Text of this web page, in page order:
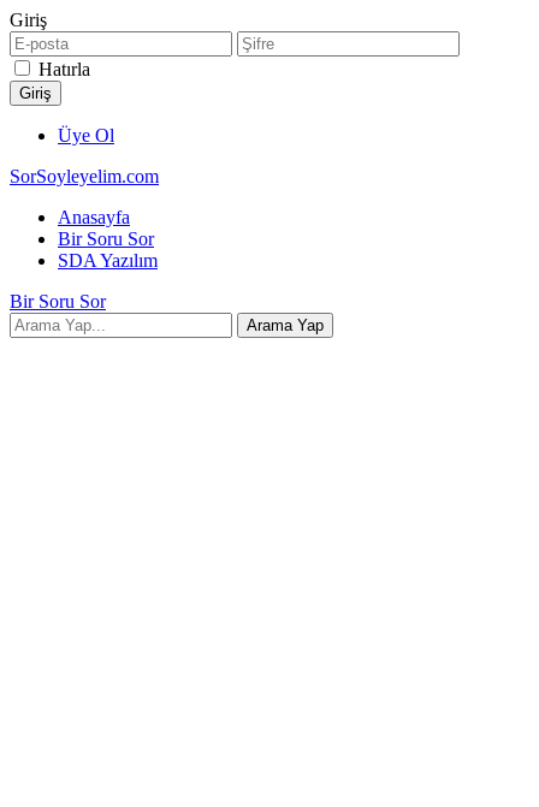
Giriş
Hatırla
Üye Ol
SorSoyleyelim.com
Anasayfa
Bir Soru Sor
SDA Yazılım
Bir Soru Sor